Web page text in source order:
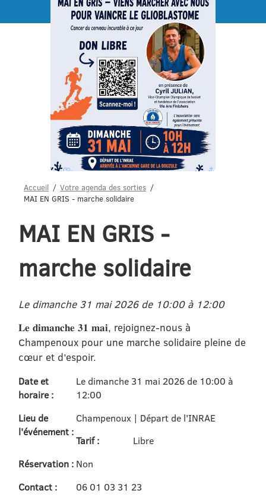
Menu
Accueil
Votre agenda des sorties
MAI EN GRIS - marche solidaire
MAI EN GRIS -
marche solidaire
Le dimanche 31 mai 2026 de 10:00 à 12:00
𝐋𝐞 𝐝𝐢𝐦𝐚𝐧𝐜𝐡𝐞 𝟑𝟏 𝐦𝐚𝐢, rejoignez-nous à
Champenoux pour une marche solidaire pleine de
cœur et d’espoir.
Date et
horaire :
Le dimanche 31 mai 2026 de 10:00 à
12:00
Lieu de
l'événement :
Champenoux | Départ de l'INRAE
Tarif :
Libre
Réservation : Non
Contact :
06 01 03 31 23